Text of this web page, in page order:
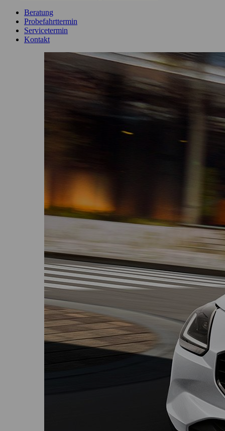
Beratung
Probefahrttermin
Servicetermin
Kontakt